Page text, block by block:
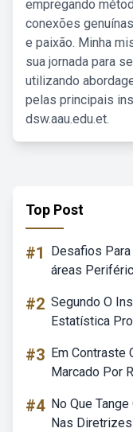
empregando
conexões
e paixão. Minha
sua jornada para
utilizando
pelas principais
dsw.aau.edu.et.
Top Post
#1
Desafios
áreas
#2 Segundo O
Estatística
#3 Em Contraste
Marcado Por
#4 No Que
Nas